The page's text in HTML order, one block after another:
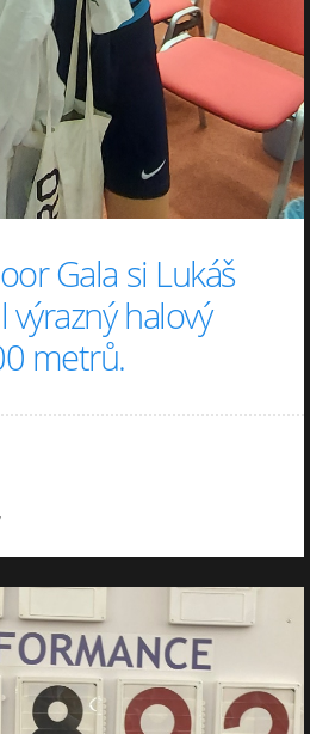
Gala si Lukáš
výrazný halový
metrů.